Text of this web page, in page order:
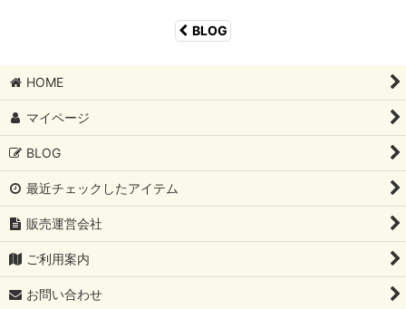
BLOG
HOME
マイページ
BLOG
最近チェックしたアイテム
販売運営会社
ご利用案内
お問い合わせ